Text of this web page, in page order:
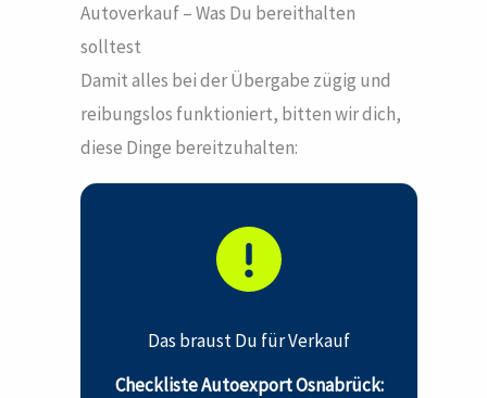
Autoverkauf – Was Du bereithalten
solltest
Damit alles bei der Übergabe zügig und
reibungslos funktioniert, bitten wir dich,
diese Dinge bereitzuhalten:
Das braust Du für Verkauf
Checkliste Autoexport Osnabrück: